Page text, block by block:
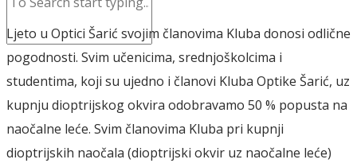
Ljeto u Optici Šarić svojim članovima Kluba donosi odlične
pogodnosti. Svim učenicima, srednjoškolcima i
studentima, koji su ujedno i članovi Kluba Optike Šarić, uz
kupnju dioptrijskog okvira odobravamo 50 % popusta na
naočalne leće. Svim članovima Kluba pri kupnji
dioptrijskih naočala (dioptrijski okvir uz naočalne leće)